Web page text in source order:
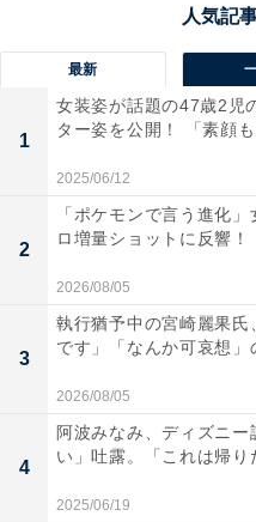
最新
1
女装姿が話題の47歳2児
ター姿を公開！ 「素顔
2025/06/12
2
「ポケモンで言う進化
ロ増量ショットに反響
2026/08/05
3
執行猶予中の宮崎麗果
です」「なんか可哀想
2026/08/05
4
阿波みなみ、ディズニ
い」吐露。「これは帰
2025/06/19